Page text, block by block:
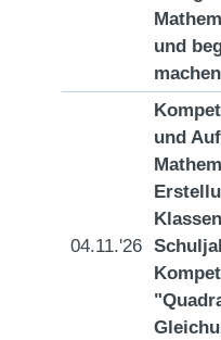
und
machen
04.11.'26
und